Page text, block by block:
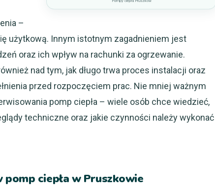
–
użytkową. Innym istotnym zagadnieniem jest
oraz ich wpływ na rachunki za ogrzewanie.
nad tym, jak długo trwa proces instalacji oraz
przed rozpoczęciem prac. Nie mniej ważnym
pomp ciepła – wiele osób chce wiedzieć,
techniczne oraz jakie czynności należy wykonać
ciepła w Pruszkowie